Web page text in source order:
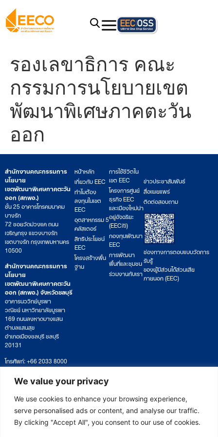
We value your privacy
We use cookies to enhance your browsing experience,
serve personalised ads or content, and analyse our traffic.
By clicking "Accept All", you consent to our use of cookies.
รองเลขาธิการ คณะ
กรรมการนโยบายเขต
พัฒนาพิเศษภาคตะวัน
ออก
สำนักงานคณะกรรมการ
นโยบาย
เขตพัฒนาพิเศษภาคตะวัน
ออก (สกพอ.)
ชั้น 25 อาคารโทรคมนาคม
บางรัก
72 ซอยวัดม่วงแค ถนน
เจริญกรุง แขวงบางรัก
เขตบางรัก กรุงเทพมหานคร
10500
สำนักงานคณะกรรมการ
นโยบาย
เขตพัฒนาพิเศษภาคตะวัน
ออก (สกพอ.) จังหวัดชลบุรี
อาคารนววิทย์บูรพา
วณิชย์ มหาวิทยาลัยบูรพา
169 ถนนลงหาดบางแสน
ตำบลแสนสุข
อำเภอเมืองชลบุรี ชลบุรี
20131
โทรศัพท์: +66 2033 8000
เวลาทำการ: จันทร์ – ศุกร์
09:00 – 17:00 น.
ติดตามหนังสือหรือยื่นเอกสาร
saraban@eeco.or.th
หน้าหลัก
เกี่ยวกับ EEC
ทำไมต้อง
ลงทุนในเขต
EEC
อุตสาหกรรม 5
คลัสเตอร์
สิทธิประโยชน์
EEC
โครงสร้างพื้น
ฐาน
การใช้ชีวิตใน
เขต EEC
โครงการศูนย์
ธุรกิจ EEC
และเมืองใหม่น่า
อยู่อัจฉริยะ
(EECiti)
กองทุนพัฒนา
EEC
การพัฒนา
พื้นที่และชุมชน
ร่วมงานกับเรา
ข่าวประชาสัมพันธ์
สื่อเผยแพร่
ติดต่อสอบถาม
ช่องทางการตอบแบบวัดการ
รับรู้
ของผู้มีส่วนได้ส่วนเสีย
ภายนอก (EEC)